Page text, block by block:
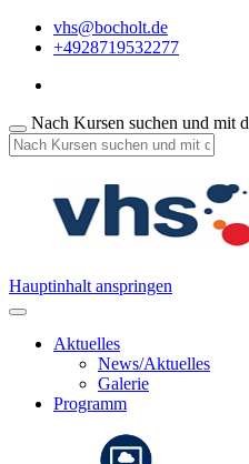
vhs@bocholt.de
+4928719532277
Nach Kursen suchen und mit
Hauptinhalt anspringen
Aktuelles
News/Aktuelles
Galerie
Programm